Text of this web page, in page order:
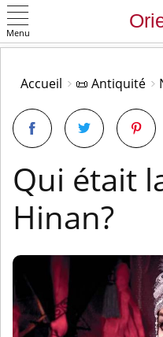
Menu
Accueil 📜 Antiquité
Qui était
Hinan?